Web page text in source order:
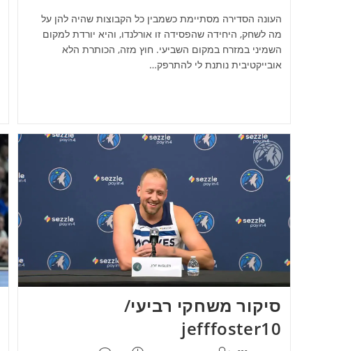
העונה הסדירה מסתיימת כשמבין כל הקבוצות שהיה להן על
מה לשחק, היחידה שהפסידה זו אורלנדו, והיא יורדת למקום
השמיני במזרח במקום השביעי. חוץ מזה, הכותרת הלא
אובייקטיבית נותנת לי להתרפק…
סיקור משחקי רביעי/
jefffoster10